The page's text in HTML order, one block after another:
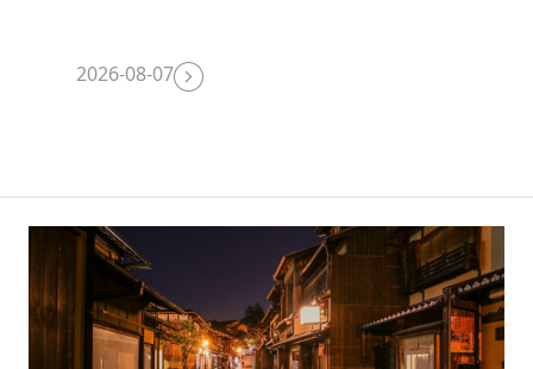
2026-08-07